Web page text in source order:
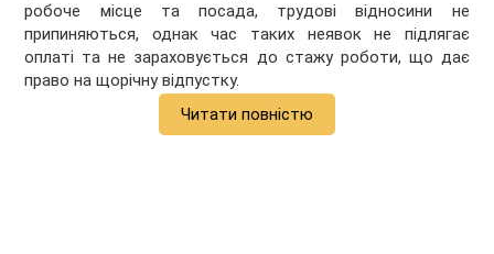
робоче місце та посада, трудові відносини не
припиняються, однак час таких неявок не підлягає
оплаті та не зараховується до стажу роботи, що дає
право на щорічну відпустку.
Читати повністю